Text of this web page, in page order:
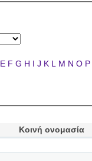
E F G H I J K L M N O P
Κοινή ονομασία